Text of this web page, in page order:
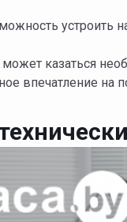
устроить
казаться
впечатление на